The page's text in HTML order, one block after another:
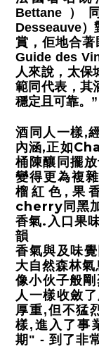
Bettane）
Desseauve）
賞，佢地合
Guide des
人來說，太保
範同代表，其
穩定且可靠。”
酒同人一樣,
內涵,正如
桶陳釀同擺
變得更為複
榴紅色,果
cherry同黑
香氣.入口果
韻
香氣與及味
大自然森林
像小伙子般
人一樣收斂
厚重,但不猛
樣,進入了事
期" - 到了非